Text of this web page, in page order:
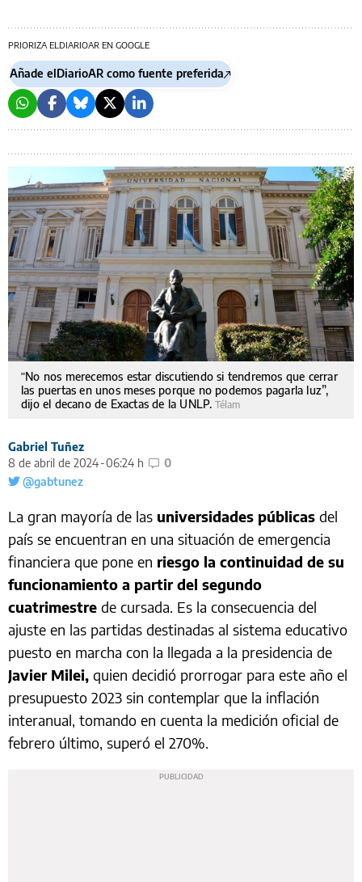
PRIORIZA ELDIARIOAR EN GOOGLE
Añade elDiarioAR como fuente preferida
"No nos merecemos estar discutiendo si tendremos que cerrar
las puertas en unos meses porque no podemos pagarla luz”,
dijo el decano de Exactas de la UNLP. Télam
Gabriel Tuñez
8 de abril de 2024 06:24 h
0
@gabtunez
La gran mayoría de las universidades públicas del
país se encuentran en una situación de emergencia
financiera que pone en riesgo la continuidad de su
funcionamiento a partir del segundo
cuatrimestre de cursada. Es la consecuencia del
ajuste en las partidas destinadas al sistema educativo
puesto en marcha con la llegada a la presidencia de
Javier Milei, quien decidió prorrogar para este año el
presupuesto 2023 sin contemplar que la inflación
interanual, tomando en cuenta la medición oficial de
febrero último, superó el 270%.